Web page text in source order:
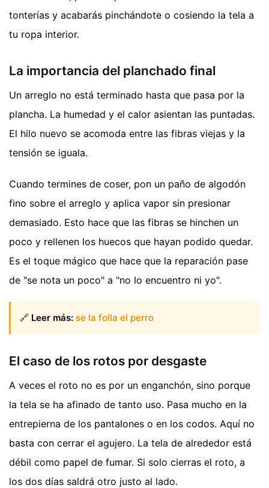
tonterías y acabarás pinchándote o cosiendo la tela a
tu ropa interior.
La importancia del planchado final
Un arreglo no está terminado hasta que pasa por la
plancha. La humedad y el calor asientan las puntadas.
El hilo nuevo se acomoda entre las fibras viejas y la
tensión se iguala.
Cuando termines de coser, pon un paño de algodón
fino sobre el arreglo y aplica vapor sin presionar
demasiado. Esto hace que las fibras se hinchen un
poco y rellenen los huecos que hayan podido quedar.
Es el toque mágico que hace que la reparación pase
de "se nota un poco" a "no lo encuentro ni yo".
🔗 Leer más: se la folla el perro
El caso de los rotos por desgaste
A veces el roto no es por un enganchón, sino porque
la tela se ha afinado de tanto uso. Pasa mucho en la
entrepierna de los pantalones o en los codos. Aquí no
basta con cerrar el agujero. La tela de alrededor está
débil como papel de fumar. Si solo cierras el roto, a
los dos días saldrá otro justo al lado.